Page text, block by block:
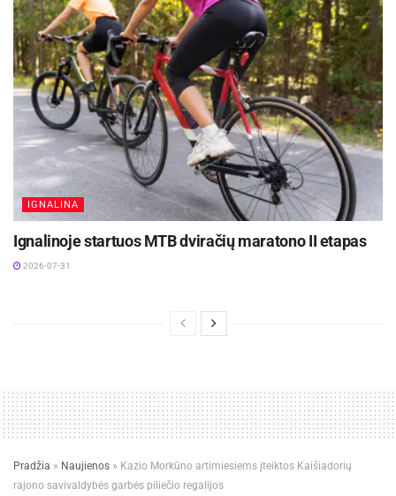
IGNALINA
Ignalinoje startuos MTB dviračių maratono II etapas
2026-07-31
Pradžia » Naujienos » Kazio Morkūno artimiesiems įteiktos Kaišiadorių
rajono savivaldybės garbės piliečio regalijos